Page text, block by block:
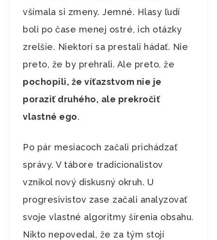
všímala si zmeny. Jemné. Hlasy ľudí
boli po čase menej ostré, ich otázky
zrelšie. Niektorí sa prestali hádať. Nie
preto, že by prehrali. Ale preto, že
pochopili, že víťazstvom nie je
poraziť druhého, ale prekročiť
vlastné ego.
Po pár mesiacoch začali prichádzať
správy. V tábore tradicionalistov
vznikol nový diskusný okruh. U
progresivistov zase začali analyzovať
svoje vlastné algoritmy šírenia obsahu.
Nikto nepovedal, že za tým stojí